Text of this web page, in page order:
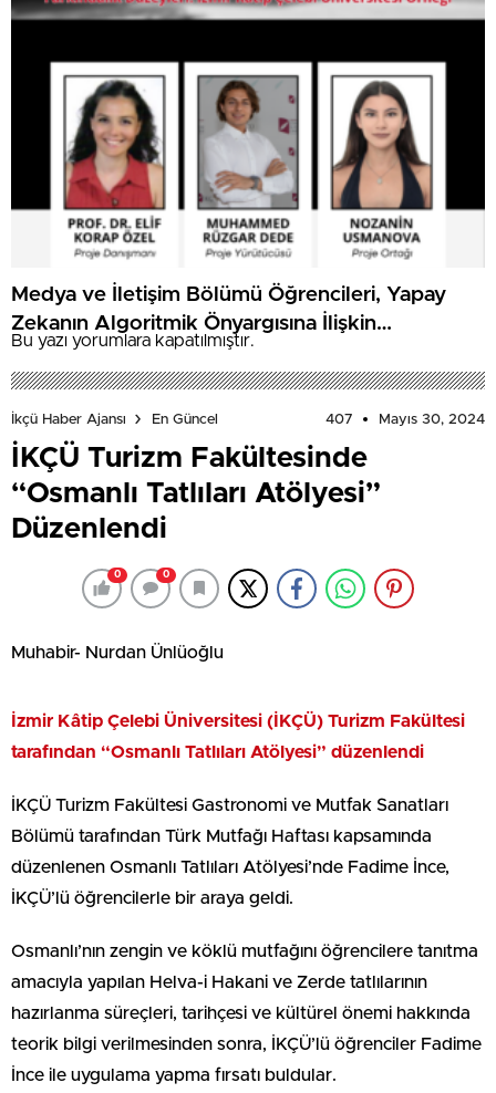
Medya ve İletişim Bölümü Öğrencileri, Yapay
Zekanın Algoritmik Önyargısına İlişkin
Farkındalık Düzeylerini Araştıracak
Bu yazı yorumlara kapatılmıştır.
İkçü Haber Ajansı En Güncel 407 Mayıs 30, 2024
İKÇÜ Turizm Fakültesinde
“Osmanlı Tatlıları Atölyesi”
Düzenlendi
0 0
Muhabir- Nurdan Ünlüoğlu
İzmir Kâtip Çelebi Üniversitesi (İKÇÜ) Turizm Fakültesi
tarafından “Osmanlı Tatlıları Atölyesi” düzenlendi
İKÇÜ Turizm Fakültesi Gastronomi ve Mutfak Sanatları
Bölümü tarafından Türk Mutfağı Haftası kapsamında
düzenlenen Osmanlı Tatlıları Atölyesi’nde Fadime İnce,
İKÇÜ’lü öğrencilerle bir araya geldi.
Osmanlı’nın zengin ve köklü mutfağını öğrencilere tanıtma
amacıyla yapılan Helva-i Hakani ve Zerde tatlılarının
hazırlanma süreçleri, tarihçesi ve kültürel önemi hakkında
teorik bilgi verilmesinden sonra, İKÇÜ’lü öğrenciler Fadime
İnce ile uygulama yapma fırsatı buldular.